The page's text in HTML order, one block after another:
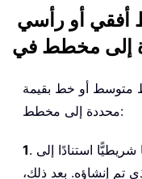
أو رأسي
متوسط أو خط بقيمة
محددة إلى مخطط:
1. أولًا، أنشئ مخطط أعمدة أو رسمًا بيانيًّا شريطيًّا استنادًا إلى
تم إنشاؤه. بعد ذلك،